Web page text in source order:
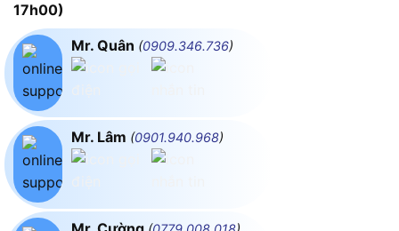
17h00)
Mr. Quân (0909.346.736)
Mr. Lâm (0901.940.968)